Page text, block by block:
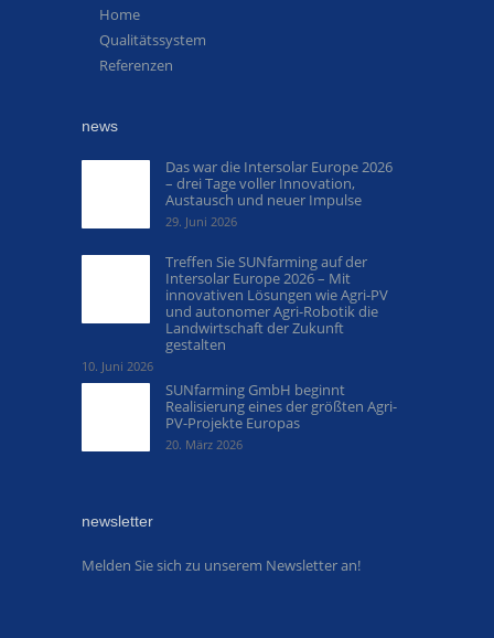
Home
Qualitätssystem
Referenzen
news
Das war die Intersolar Europe 2026
– drei Tage voller Innovation,
Austausch und neuer Impulse
29. Juni 2026
Treffen Sie SUNfarming auf der
Intersolar Europe 2026 – Mit
innovativen Lösungen wie Agri-PV
und autonomer Agri-Robotik die
Landwirtschaft der Zukunft
gestalten
10. Juni 2026
SUNfarming GmbH beginnt
Realisierung eines der größten Agri-
PV-Projekte Europas
20. März 2026
newsletter
Melden Sie sich zu unserem Newsletter an!